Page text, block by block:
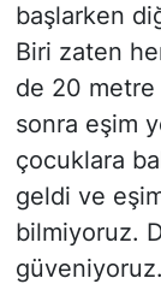
başlarken
Biri zaten
de 20 metre
sonra eşim
çocuklara
geldi ve
bilmiyoruz.